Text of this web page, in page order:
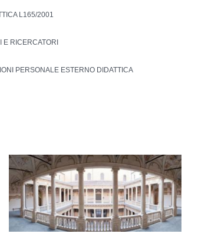
L165/2001
E RICERCATORI
PERSONALE ESTERNO DIDATTICA